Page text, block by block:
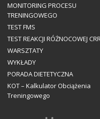
MONITORING PROCESU
TRENINGOWEGO
TEST FMS
TEST REAKCJI RÓŻNOCOWEJ
WARSZTATY
WYKŁADY
PORADA DIETETYCZNA
KOT – Kalkulator Obciążenia
Treningowego